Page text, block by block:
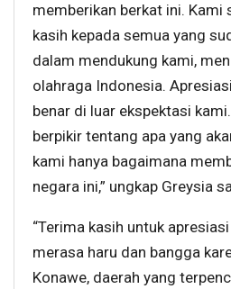
memberikan berkat ini. Kami
kasih kepada semua yang
dalam mendukung kami,
olahraga Indonesia.
benar di luar ekspektasi
berpikir tentang apa yang
kami hanya bagaimana
negara ini,” ungkap Greysia
“Terima kasih untuk
merasa haru dan bangga
Konawe, daerah yang